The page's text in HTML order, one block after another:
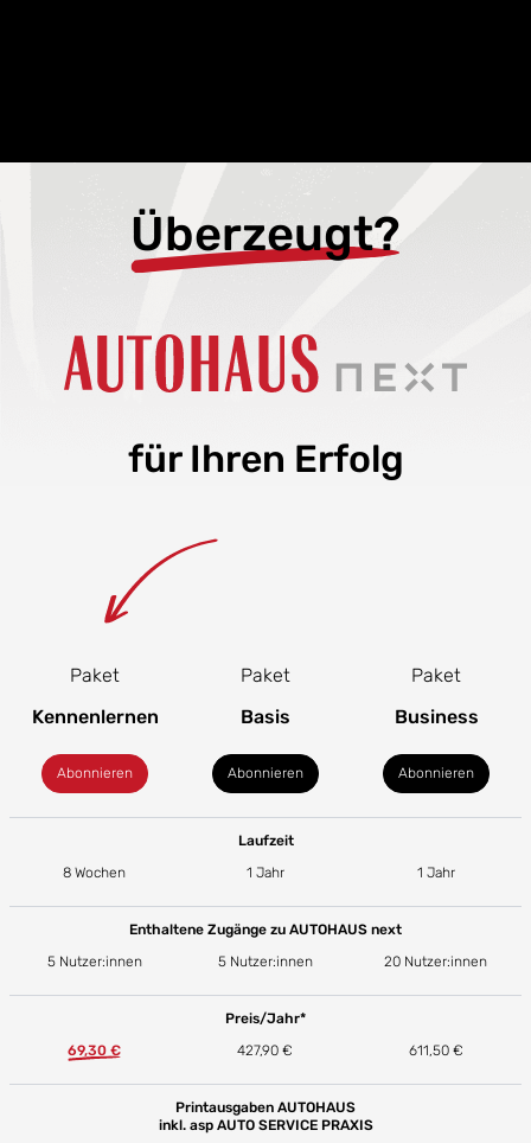
Überzeugt?
für Ihren Erfolg
Paket
Kennenlernen
Abonnieren
Paket
Basis
Abonnieren
Paket
Business
Abonnieren
Laufzeit
8 Wochen
1 Jahr 1 Jahr
Enthaltene Zugänge zu AUTOHAUS next
5 Nutzer:innen
5 Nutzer:innen 20 Nutzer:innen
Preis/Jahr*
69,30 €
427,90 € 611,50 €
Printausgaben AUTOHAUS
inkl. asp AUTO SERVICE PRAXIS